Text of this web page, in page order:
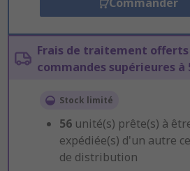
Frais de traitement offerts
commandes supérieures à
Stock limité
56 unité(s) prête(s) à
expédiée(s) d'un autre
de distribution